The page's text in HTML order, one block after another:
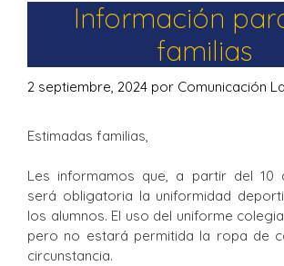
Información
familias
2 septiembre, 2024 por Comunicación
Estimadas familias,
Les informamos que, a partir del 10
será obligatoria la uniformidad
los alumnos. El uso del uniforme
pero no estará permitida la ropa de
circunstancia.